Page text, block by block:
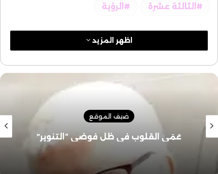
الثالثة عشرة الرؤية
اظهر المزيد
ضيف الموقع
عَمَى القلوب في ظل فوضى “التنوير”